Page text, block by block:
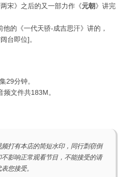
宋》之后的又一部力作《元朝》讲完
他的《一代天骄-成吉思汗》讲的，
台即位]。
29分钟。
文件共183M。
频打有本店的简短水印，同行剽窃倒
影响正常观看节目，不能接受的请
您接受。